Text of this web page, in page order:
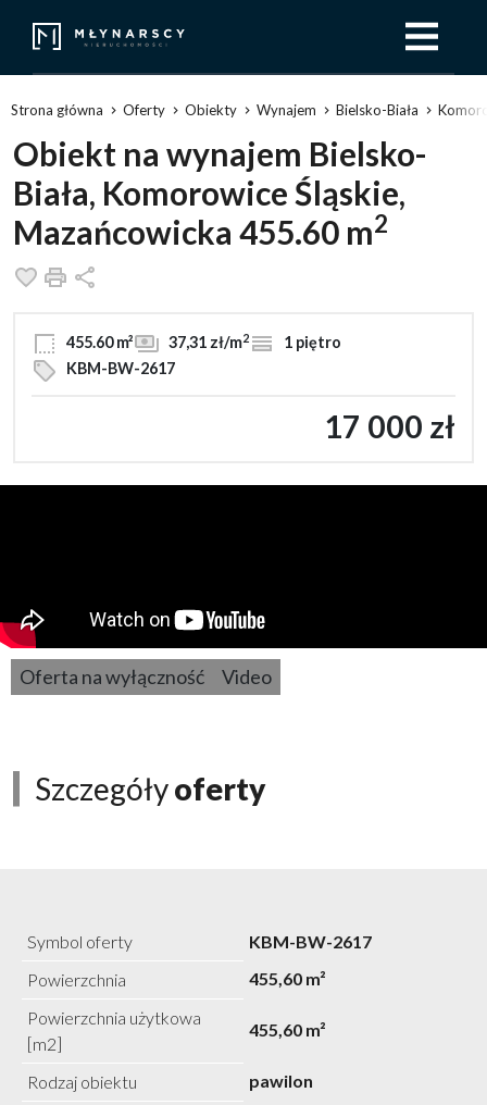
Strona główna Oferty Obiekty Wynajem Bielsko-Biała
Obiekt na wynajem Bielsko-
Biała, Komorowice Śląskie,
Mazańcowicka 455.60 m2
Dodaj do ulubionych
Drukuj
455.60 m² 37,31 zł/m2
1 piętro
KBM-BW-2617
17 000 zł
Oferta na wyłączność Video
Szczegółyoferty
Symbol oferty
KBM-BW-2617
Powierzchnia
455,60 m²
Powierzchnia użytkowa
[m2]
455,60 m²
Rodzaj obiektu
pawilon